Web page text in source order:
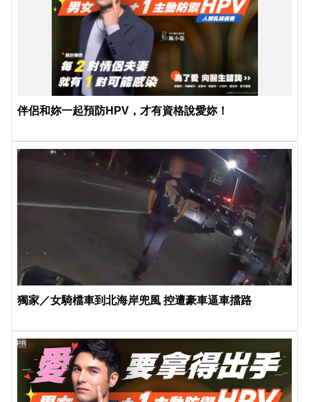
伴侶和妳一起預防HPV，才有資格說愛妳！
獨家／女騎檔車到北海岸兜風 控遭豪車逼車擋路
PR